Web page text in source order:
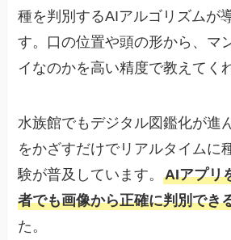
種を判別するAIアルゴリズムが
す。口の位置や頭の形から、マ
イなのかを高い精度で教えてく
水族館でもデジタル図鑑化が進
をかざすだけでリアルタイムに
験が普及しています。AIアプリ
者でも画像から正確に判別でき
た。